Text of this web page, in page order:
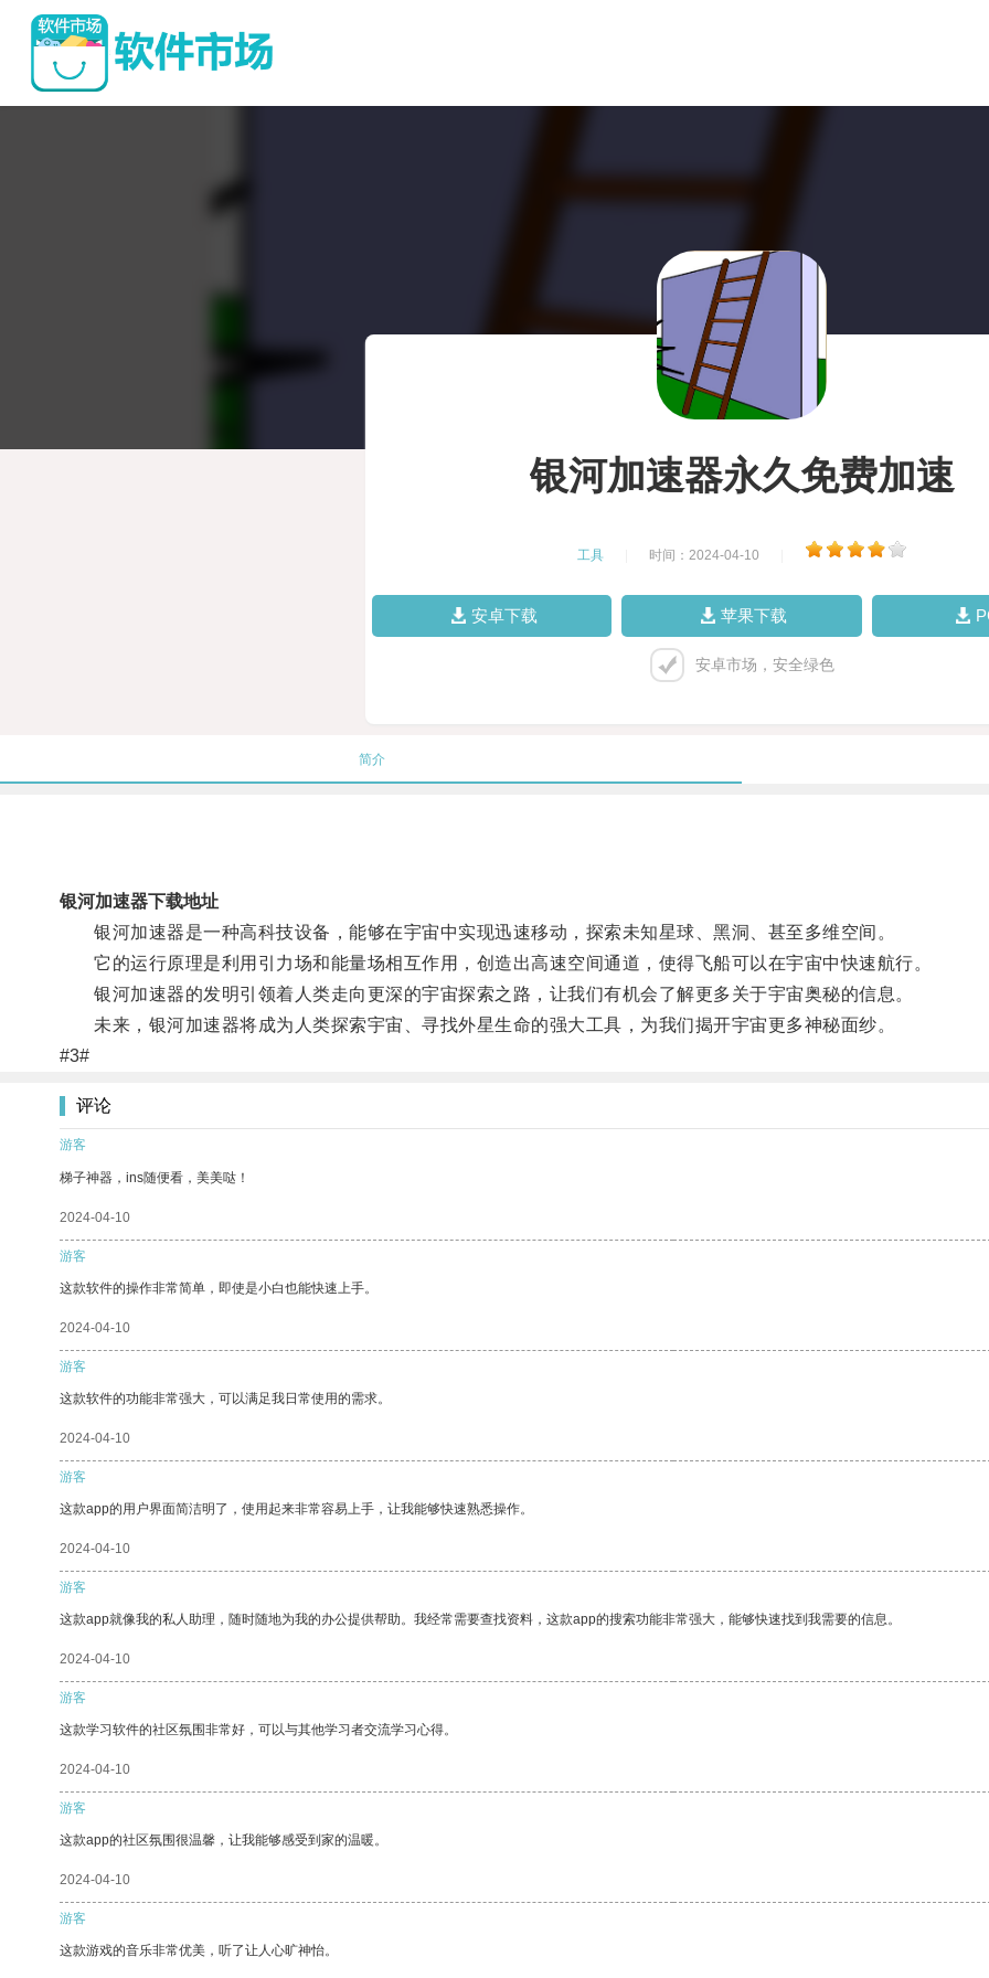
银河加速器永久免费加速
工具 时间：2024-04-10
安卓下载 苹果下载
安卓市场，安全绿色
简介
银河加速器下载地址
银河加速器是一种高科技设备，能够在宇宙中实现迅速移动，探索未知星球、黑洞、甚至多维空间。
它的运行原理是利用引力场和能量场相互作用，创造出高速空间通道，使得飞船可以在宇宙中快速航行。
银河加速器的发明引领着人类走向更深的宇宙探索之路，让我们有机会了解更多关于宇宙奥秘的信息。
未来，银河加速器将成为人类探索宇宙、寻找外星生命的强大工具，为我们揭开宇宙更多神秘面纱。
#3#
评论
游客
梯子神器，ins随便看，美美哒！
2024-04-10
游客
这款软件的操作非常简单，即使是小白也能快速上手。
2024-04-10
游客
这款软件的功能非常强大，可以满足我日常使用的需求。
2024-04-10
游客
这款app的用户界面简洁明了，使用起来非常容易上手，让我能够快速熟悉操作。
2024-04-10
游客
这款app就像我的私人助理，随时随地为我的办公提供帮助。我经常需要查找资料，这款app的搜索功能非常强大，能够快速找到我需要的信息。
2024-04-10
游客
这款学习软件的社区氛围非常好，可以与其他学习者交流学习心得。
2024-04-10
游客
这款app的社区氛围很温馨，让我能够感受到家的温暖。
2024-04-10
游客
这款游戏的音乐非常优美，听了让人心旷神怡。